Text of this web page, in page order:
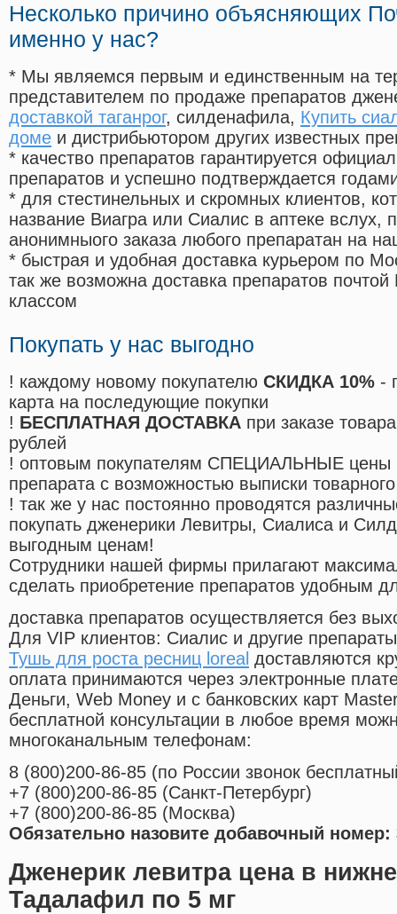
Несколько причино объясняющих
именно у нас?
* Мы являемся первым и единственным на
представителем по продаже препаратов
доставкой таганрог, силденафила, Купить
доме и дистрибьютором других известных
* качество препаратов гарантируется
препаратов и успешно подтверждается
* для стестинельных и скромных клиентов,
название Виагра или Сиалис в аптеке вслух,
анонимныого заказа любого препаратан на
* быстрая и удобная доставка курьером по
так же возможна доставка препаратов
классом
Покупать у нас выгодно
! каждому новому покупателю СКИДКА 10% -
карта на последующие покупки
! БЕСПЛАТНАЯ ДОСТАВКА при заказе
рублей
! оптовым покупателям СПЕЦИАЛЬНЫЕ цены
препарата с возможностью выписки
! так же у нас постоянно проводятся
покупать дженерики Левитры, Сиалиса и
выгодным ценам!
Cотрудники нашей фирмы прилагают
сделать приобретение препаратов удобным
доставка препаратов осуществляется без
Для VIP клиентов: Сиалис и другие
Тушь для роста ресниц loreal доставляются
оплата принимаются через электронные
Деньги, Web Money и с банковских карт
бесплатной консультации в любое время
многоканальным телефонам:
8 (800)200-86-85 (по России звонок
+7 (800)200-86-85 (Санкт-Петербург)
+7 (800)200-86-85 (Москва)
Обязательно назовите добавочный номер:
Дженерик левитра цена в
Тадалафил по 5 мг